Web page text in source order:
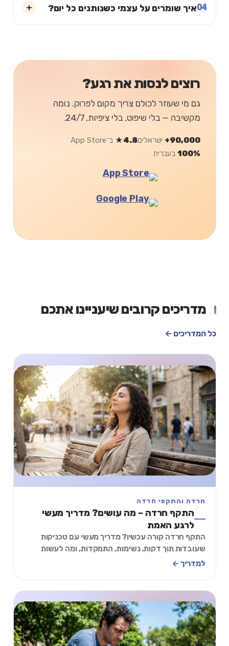
04איך שומרים על עצמי כשנותנים כל יום?
רוצים לנסות את רגע?
גם מי שעוזר לכולם צריך מקום לפרוק. נומה
מקשיבה — בלי שיפוט, בלי ציפיות, 24/7.
90,000+ ישראלים4.8★
ב־App Store
100%בעברית
מדריכים קרובים שיעניינו אתכם
כל המדריכים ←
חרדה והתקפי חרדה
התקף חרדה – מה עושים? מדריך מעשי
לרגע האמת
התקף חרדה קורה עכשיו? מדריך מעשי עם טכניקות
שעובדות תוך דקות. נשימות, התמקדות, ומה לעשות
אחרי שזה עובר.
למדריך ←